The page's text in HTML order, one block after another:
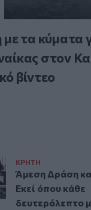
τα κύματα
στον
βίντεο
ΚΡΗΤΗ
Άμεση Δράση
Εκεί όπου κάθε
δευτερόλεπτο